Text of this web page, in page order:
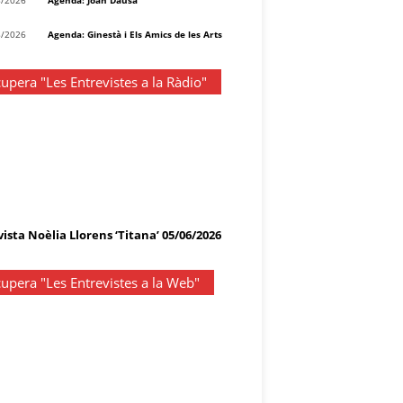
2026 Agenda: Ginestà i Els Amics de les Arts
"Les Entrevistes a la Ràdio"
Noèlia Llorens ‘Titana’ 05/06/2026
"Les Entrevistes a la Web"